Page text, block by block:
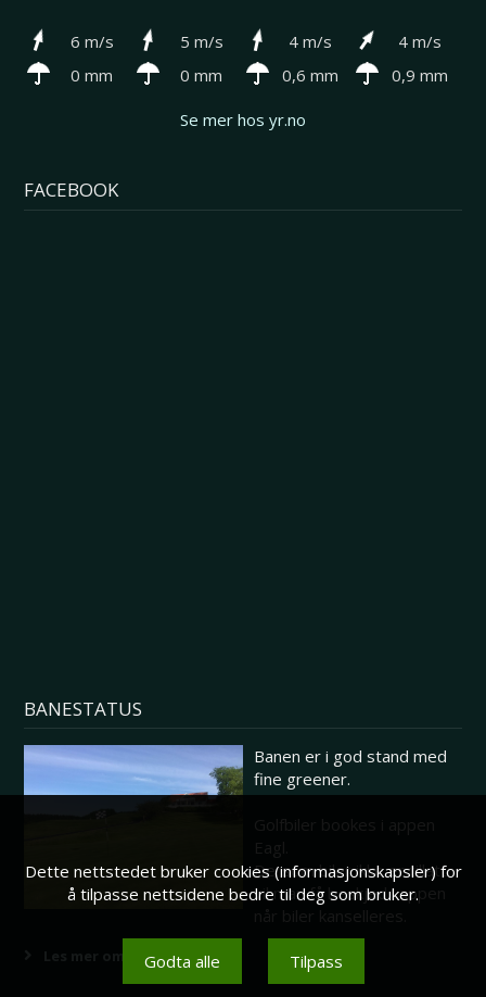
6 m/s
0 mm
5 m/s
0 mm
4 m/s
0,6 mm
4 m/s
0,9 mm
Se mer hos yr.no
FACEBOOK
BANESTATUS
Banen er i god stand med
fine greener.
Dersom biler ikke er tillatt
vil man få beskjed i appen
Les mer om banestatus her
Dette nettstedet bruker cookies (informasjonskapsler) for
å tilpasse nettsidene bedre til deg som bruker.
Godta alle Tilpass